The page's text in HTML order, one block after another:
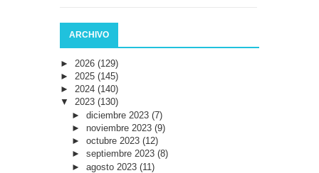
ARCHIVO
► 2026 (129)
► 2025 (145)
► 2024 (140)
▼ 2023 (130)
► diciembre 2023 (7)
► noviembre 2023 (9)
► octubre 2023 (12)
► septiembre 2023 (8)
► agosto 2023 (11)